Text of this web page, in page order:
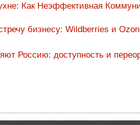
Как Неэффективная
бизнесу: Wildberries и
Россию: доступность и